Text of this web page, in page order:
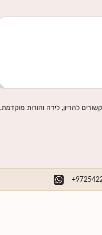
להריון, לידה והורות מוקדמת.